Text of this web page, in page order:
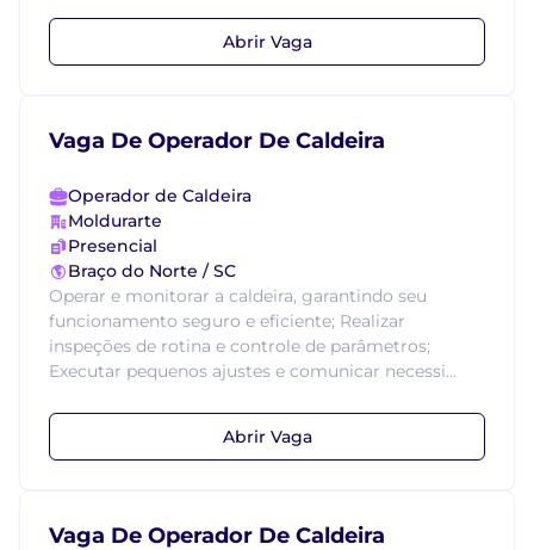
Abrir Vaga
Vaga De Operador De Caldeira
Operador de Caldeira
Moldurarte
Presencial
Braço do Norte / SC
Operar e monitorar a caldeira, garantindo seu
funcionamento seguro e eficiente; Realizar
inspeções de rotina e controle de parâmetros;
Executar pequenos ajustes e comunicar necessi...
Abrir Vaga
Vaga De Operador De Caldeira